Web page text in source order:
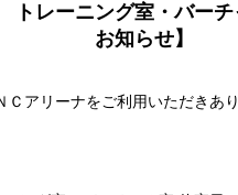
トレーニング室・バー
お知らせ】
Ｃアリーナをご利用いただきあ